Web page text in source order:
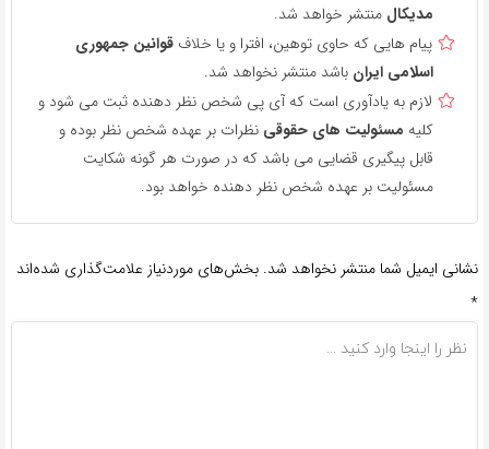
مدیکال منتشر خواهد شد.
پیام هایی که حاوی توهین، افترا و یا خلاف قوانین جمهوری
اسلامی ایران باشد منتشر نخواهد شد.
لازم به یادآوری است که آی پی شخص نظر دهنده ثبت می شود و
کلیه مسئولیت های حقوقی نظرات بر عهده شخص نظر بوده و
قابل پیگیری قضایی می باشد که در صورت هر گونه شکایت
مسئولیت بر عهده شخص نظر دهنده خواهد بود.
نشانی ایمیل شما منتشر نخواهد شد. بخش‌های موردنیاز علامت‌گذاری شده‌اند
*